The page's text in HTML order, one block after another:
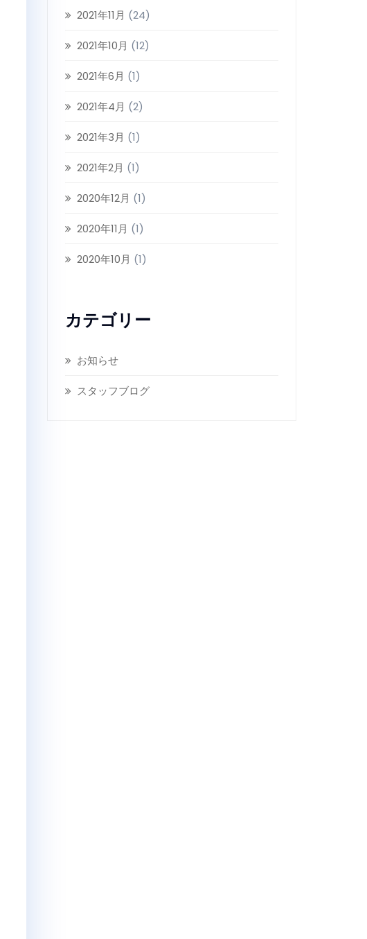
2021年11月 (24)
2021年10月 (12)
2021年6月 (1)
2021年4月 (2)
2021年3月 (1)
2021年2月 (1)
2020年12月 (1)
2020年11月 (1)
2020年10月 (1)
カテゴリー
お知らせ
スタッフブログ